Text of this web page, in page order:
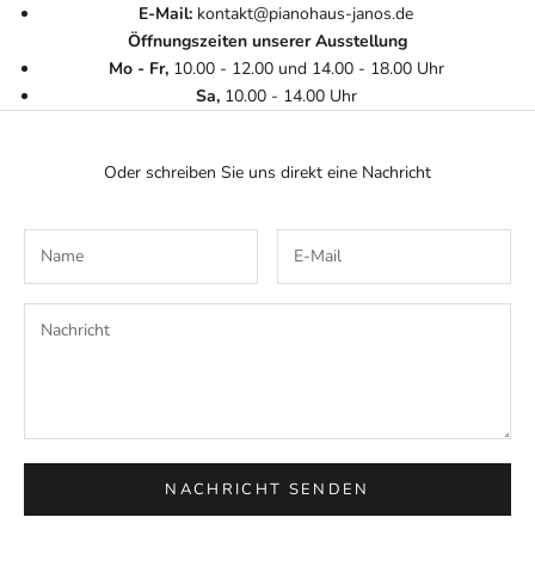
E-Mail: kontakt@pianohaus-janos.de
Öffnungszeiten unserer Ausstellung
Mo - Fr, 10.00 - 12.00 und 14.00 - 18.00 Uhr
Sa,10.00 - 14.00 Uhr
Oder schreiben Sie uns direkt eine Nachricht
NACHRICHT SENDEN